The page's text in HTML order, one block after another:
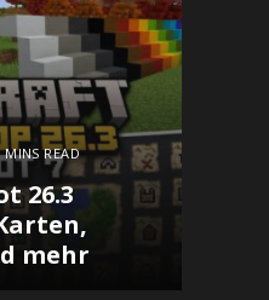
MINS READ
26.3
mehr